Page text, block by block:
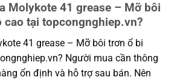
Molykote 41 grease – Mỡ bôi
tại topcongnghiep.vn?
41 grease – Mỡ bôi trơn ổ bi
Người mua cần thông
ổn định và hỗ trợ sau bán. Nên